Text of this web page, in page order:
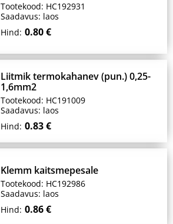
Tootekood: HC192931
Saadavus: laos
Hind: 0.80 €
Liitmik termokahanev (pun.) 0,25-
1,6mm2
Tootekood: HC191009
Saadavus: laos
Hind: 0.83 €
Klemm kaitsmepesale
Tootekood: HC192986
Saadavus: laos
Hind: 0.86 €